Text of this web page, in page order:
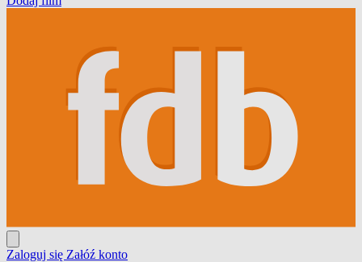
Zaloguj się Załóź konto